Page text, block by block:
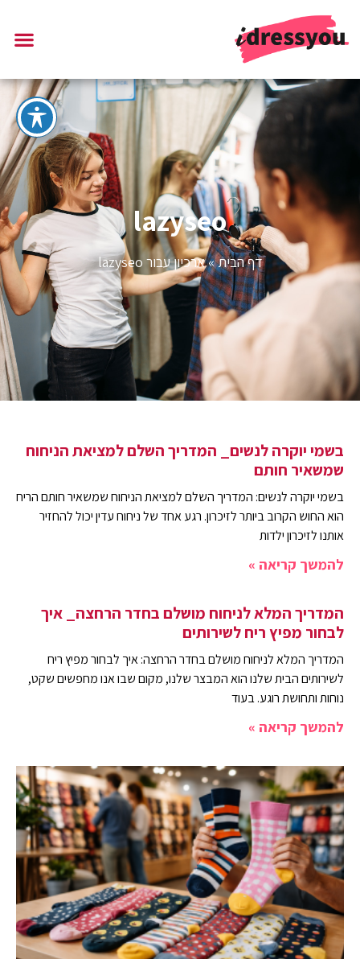
lazyseo
דף הבית»ארכיון עבור lazyseo
בשמי יוקרה לנשים_ המדריך השלם למציאת הניחוח
שמשאיר חותם
בשמי יוקרה לנשים: המדריך השלם למציאת הניחוח שמשאיר חותם הריח
הוא החוש הקרוב ביותר לזיכרון. רגע אחד של ניחוח עדין יכול להחזיר
אותנו לזיכרון ילדות
להמשך קריאה »
המדריך המלא לניחוח מושלם בחדר הרחצה_ איך
לבחור מפיץ ריח לשירותים
המדריך המלא לניחוח מושלם בחדר הרחצה: איך לבחור מפיץ ריח
לשירותים הבית שלנו הוא המבצר שלנו, מקום שבו אנו מחפשים שקט,
נוחות ותחושת רוגע. בעוד
להמשך קריאה »